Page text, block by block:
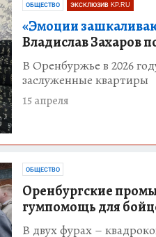
ОБЩЕСТВО ЭКСКЛЮЗИВ KP.RU
«Эмоции
Владислав Захаров
В Оренбуржье в 2026
заслуженные квартиры
15 апреля
ОБЩЕСТВО
Оренбургские
гумпомощь для
В двух фурах –